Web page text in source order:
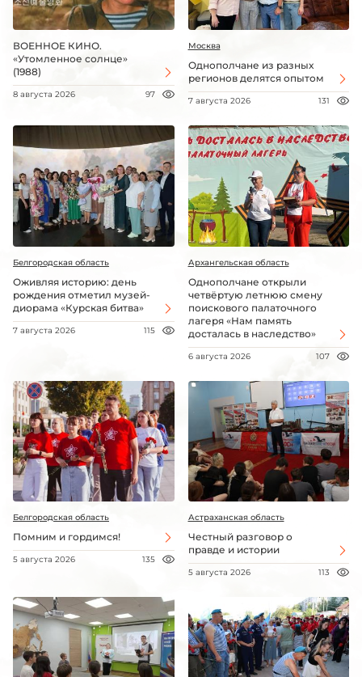
ВОЕННОЕ КИНО.
«Утомленное солнце»
(1988)
8 августа 2026 97
Москва
Однополчане из разных
регионов делятся опытом
7 августа 2026 131
Белгородская область
Оживляя историю: день
рождения отметил музей-
диорама «Курская битва»
7 августа 2026 115
Архангельская область
Однополчане открыли
четвёртую летнюю смену
поискового палаточного
лагеря «Нам память
досталась в наследство»
6 августа 2026 107
Белгородская область
Помним и гордимся!
5 августа 2026 135
Астраханская область
Честный разговор о
правде и истории
5 августа 2026 113